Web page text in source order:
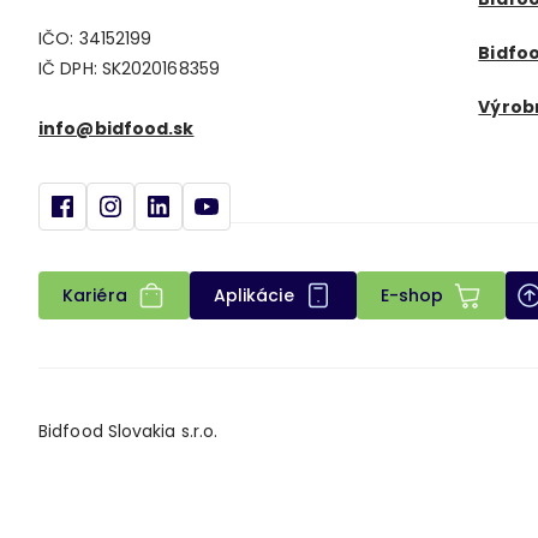
IČO: 34152199
IČ DPH: SK2020168359
info@bidfood.sk
Kariéra Aplikácie E-shop
Bidfood Slovakia s.r.o.